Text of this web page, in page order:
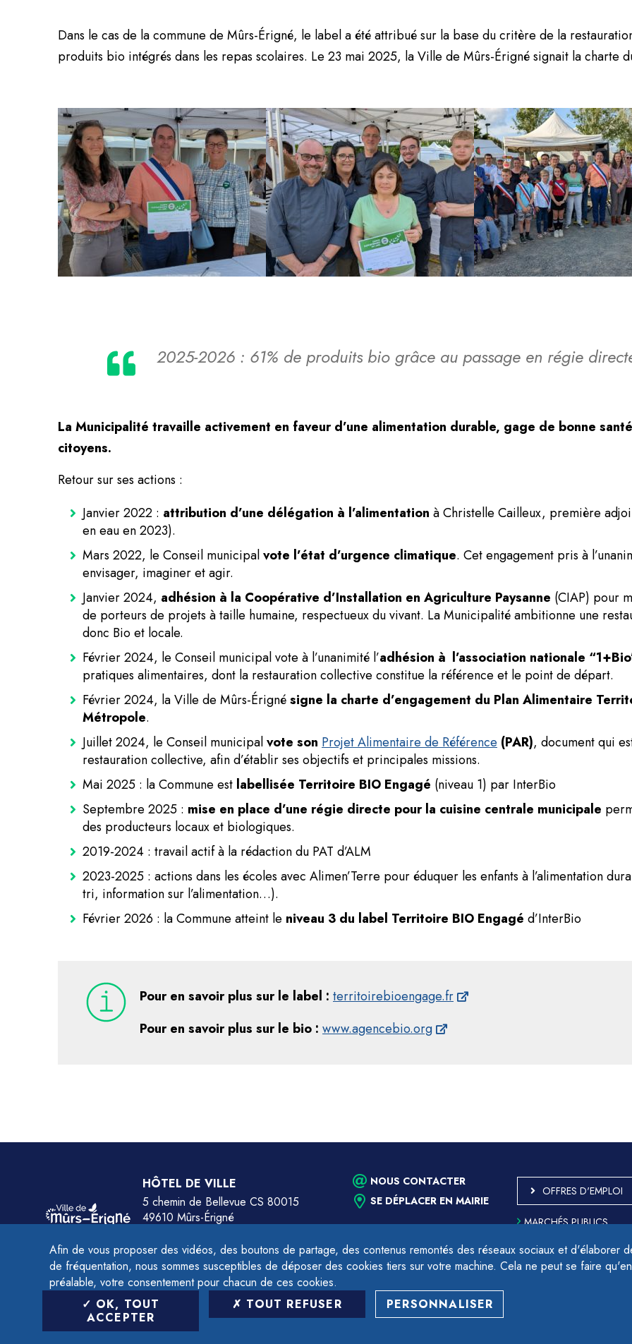
Afin de vous proposer des vidéos, des boutons de partage, des contenus remontés des réseaux sociaux et d'élaborer
de fréquentation, nous sommes susceptibles de déposer des cookies tiers sur votre machine. Cela ne peut se faire
préalable, votre consentement pour chacun de ces cookies.
OK, TOUT
ACCEPTER
TOUT REFUSER PERSONNALISER
Dans le cas de la commune de Mûrs-Érigné, le label a été attribué sur la base du critère de la
produits bio intégrés dans les repas scolaires. Le 23 mai 2025, la Ville de Mûrs-Érigné signait la charte
2025-2026 : 61% de produits bio grâce au passage en régie
La Municipalité travaille activement en faveur d’une alimentation durable, gage de bonne
citoyens.
Retour sur ses actions :
Janvier 2022 : attribution d’une délégation à l’alimentation à Christelle Cailleux, première
en eau en 2023).
Mars 2022, le Conseil municipalvote l’état d’urgence climatique. Cet engagement pris à
envisager, imaginer et agir.
Janvier 2024, adhésion à la Coopérative d’Installation en Agriculture Paysanne (CIAP) pour
de porteurs de projets à taille humaine, respectueux du vivant. La Municipalité ambitionne une
donc Bio et locale.
Février 2024, le Conseil municipal vote à l’unanimité l’adhésion à l’association nationale
pratiques alimentaires, dont la restauration collective constitue la référence et le point de départ.
Février 2024, la Ville de Mûrs-Érignésigne la charte d’engagement du Plan Alimentaire
Métropole.
Juillet 2024, le Conseil municipalvote son Projet Alimentaire de Référence (PAR), document qui
restauration collective, afin d’établir ses objectifs et principales missions.
Mai 2025 : la Commune est labellisée Territoire BIO Engagé (niveau 1) par InterBio
Septembre 2025 : mise en place d’une régie directe pour la cuisine centrale municipale
des producteurs locaux et biologiques.
2019-2024 : travail actif à la rédaction du PAT d’ALM
2023-2025 : actions dans les écoles avec Alimen’Terre pour éduquer les enfants à l’alimentation
tri, information sur l’alimentation…).
Février 2026 : la Commune atteint le niveau 3 du label Territoire BIO Engagé d’InterBio
Pour en savoir plus sur le label : territoirebioengage.fr
Pour en savoir plus sur le bio : www.agencebio.org
HÔTEL DE VILLE
5 chemin de Bellevue CS 80015
49610 Mûrs-Érigné
Du lundi au jeudi de 9h à 12h et de 14h à 17h.
Le vendredi de 9h à 12h et de 14h à 16h.
NOUS CONTACTER
SE DÉPLACER EN MAIRIE
OFFRES D'EMPLOI
MARCHÉS PUBLICS
CONFORME
PLAN DU SITE